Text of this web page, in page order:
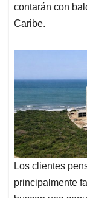
contarán con
Caribe.
Los clientes
principalmente